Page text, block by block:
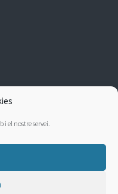
el nostre servei.